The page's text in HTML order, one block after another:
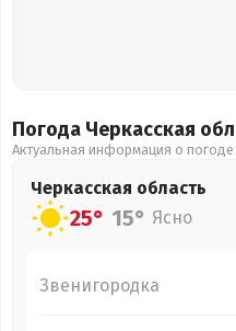
Погода Черкасская
Актуальная информация о
Черкасская область
25° 15° Ясно
Звенигородка